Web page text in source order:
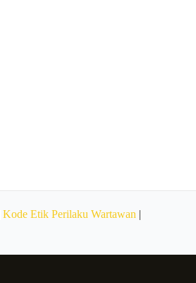
Kode Etik Perilaku Wartawan |